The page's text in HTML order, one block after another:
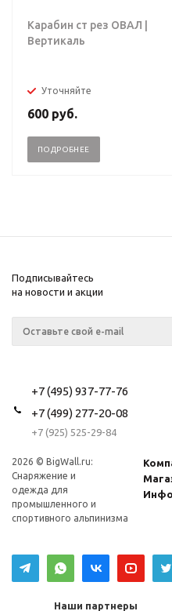
Карабин ст рез ОВАЛ |
Вертикаль
Уточняйте
600 руб.
ПОДРОБНЕЕ
Подписывайтесь
на новости и акции
+7 (495) 937-77-76
+7 (499) 277-20-08
+7 (925) 525-29-84
2026 © BigWall.ru:
Снаряжение и
одежда для
промышленного и
спортивного альпинизма
Инфо
Наши партнеры